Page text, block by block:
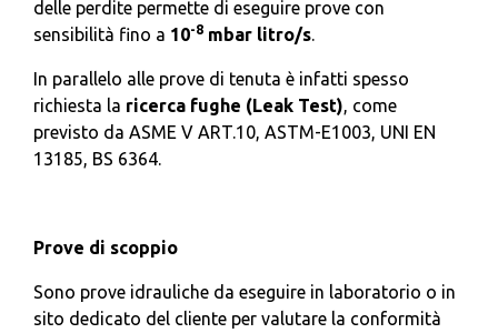
delle perdite permette di eseguire prove con
sensibilità fino a 10-8 mbar litro/s
In parallelo alle prove di tenuta è infatti spesso
richiesta la ricerca fughe (Leak Test) , come
previsto da ASME V ART.10, ASTM-E1003, UNI EN
13185, BS 6364.
Prove di scoppio
Sono prove idrauliche da eseguire in laboratorio o in
sito dedicato del cliente per valutare la conformità